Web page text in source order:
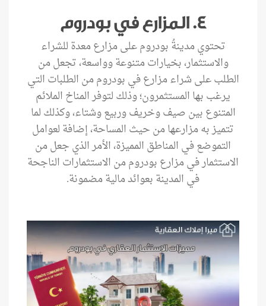
4. المزارع في بودروم
تحتوي مدينةُ بودروم على مزارع معدة للشراء
والاستثمار، بخيارات متنوعة وواسعة، تجعل من
الطلب على شراء مزارع في بودروم من الطلبات التي
يرغب بها المستثمرون؛ وذلك لتوفر المناخ الملائم
المتنوع بين صيف وخريف وربيع وشتاء، وكذلك لما
تتميز به مزارعها من حيث المساحة، إضافة لعوامل
التموضع في المناطق المميزة، الأمر الذي جعل من
الاستثمار في مزارع بودروم من الاستثمارات الناجحة
في المدينة بعوائد مالية مضمونة.